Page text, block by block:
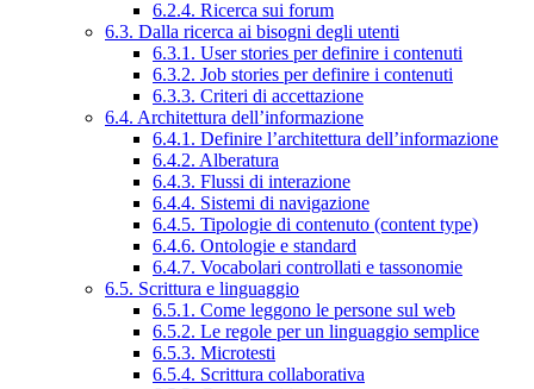
6.2.4. Ricerca sui forum
6.3. Dalla ricerca ai bisogni degli utenti
6.3.1. User stories per definire i contenuti
6.3.2. Job stories per definire i contenuti
6.3.3. Criteri di accettazione
6.4. Architettura dell’informazione
6.4.1. Definire l’architettura dell’informazione
6.4.2. Alberatura
6.4.3. Flussi di interazione
6.4.4. Sistemi di navigazione
6.4.5. Tipologie di contenuto (content type)
6.4.6. Ontologie e standard
6.4.7. Vocabolari controllati e tassonomie
6.5. Scrittura e linguaggio
6.5.1. Come leggono le persone sul web
6.5.2. Le regole per un linguaggio semplice
6.5.3. Microtesti
6.5.4. Scrittura collaborativa